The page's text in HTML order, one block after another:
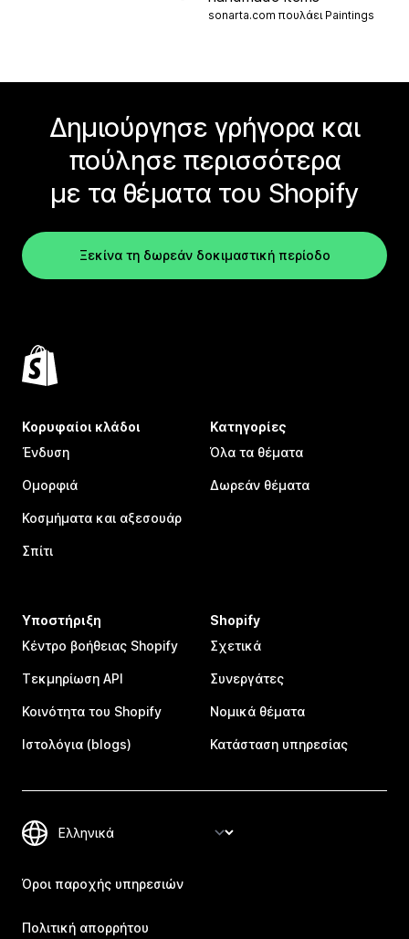
sonarta.com πουλάει Paintings
Δημιούργησε γρήγορα και
πούλησε περισσότερα
με τα θέματα του Shopify
Ξεκίνα τη δωρεάν δοκιμαστική περίοδο
Κορυφαίοι κλάδοι
Ένδυση
Ομορφιά
Κοσμήματα και αξεσουάρ
Σπίτι
Κατηγορίες
Όλα τα θέματα
Δωρεάν θέματα
Υποστήριξη
Κέντρο βοήθειας Shopify
Τεκμηρίωση API
Κοινότητα του Shopify
Ιστολόγια (blogs)
Shopify
Σχετικά
Συνεργάτες
Νομικά θέματα
Κατάσταση υπηρεσίας
Όροι παροχής υπηρεσιών
Πολιτική απορρήτου